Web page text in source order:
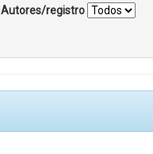
Autores/registro